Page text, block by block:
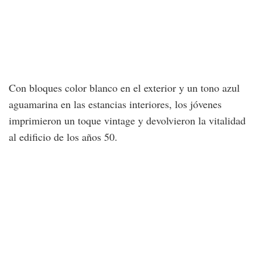
Con bloques color blanco en el exterior y un tono azul
aguamarina en las estancias interiores, los jóvenes
imprimieron un toque vintage y devolvieron la vitalidad
al edificio de los años 50.